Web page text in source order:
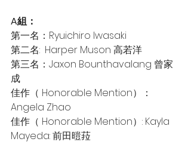
A組：
第一名：Ryuichiro Iwasaki
第二名:  Harper Muson 高若洋
第三名：Jaxon Bounthavalang 曾家
成
佳作（ Honorable Mention）：
Angela Zhao
佳作（ Honorable Mention）: Kayla
Mayeda: 前田暟菈